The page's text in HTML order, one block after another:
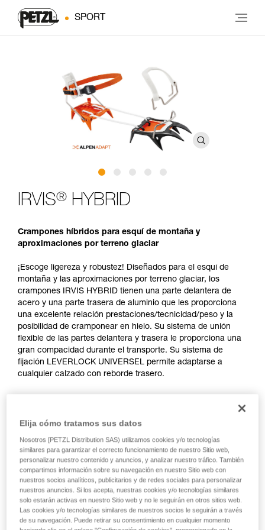
SPORT
IRVIS® HYBRID
Crampones híbridos para esquí de montaña y
aproximaciones por terreno glaciar
¡Escoge ligereza y robustez! Diseñados para el esquí de
montaña y las aproximaciones por terreno glaciar, los
crampones IRVIS HYBRID tienen una parte delantera de
acero y una parte trasera de aluminio que les proporciona
una excelente relación prestaciones/tecnicidad/peso y la
posibilidad de cramponear en hielo. Su sistema de unión
flexible de las partes delantera y trasera le proporciona una
gran compacidad durante el transporte. Su sistema de
fijación LEVERLOCK UNIVERSEL permite adaptarse a
cualquier calzado con reborde trasero.
ALPEN ADAPT
Elija cómo tratamos sus datos
Nosotros [PETZL Distribution SAS) utilizamos cookies y/o tecnologías
similares para garantizar el correcto funcionamiento de nuestro Sitio web,
personalizar nuestro contenido y anuncios, y analizar nuestro tráfico. También
compartimos información sobre su navegación en nuestro Sitio web con
nuestros socios analíticos, publicitarios y de redes sociales para personalizar
nuestros anuncios. Si los acepta, nuestras cookies y/o tecnologías similares
solo estarán activas en nuestro Sitio web y no le seguirán en otros sitios web.
Las cookies y/o tecnologías similares de nuestros socios le seguirán a través
de su navegación. Puede retirar su consentimiento en cualquier momento